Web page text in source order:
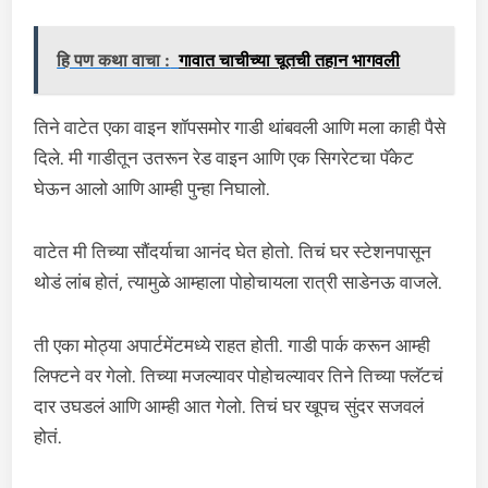
हि पण कथा वाचा : गावात चाचीच्या चूतची तहान भागवली
तिने वाटेत एका वाइन शॉपसमोर गाडी थांबवली आणि मला काही पैसे
दिले. मी गाडीतून उतरून रेड वाइन आणि एक सिगरेटचा पॅकेट
घेऊन आलो आणि आम्ही पुन्हा निघालो.
वाटेत मी तिच्या सौंदर्याचा आनंद घेत होतो. तिचं घर स्टेशनपासून
थोडं लांब होतं, त्यामुळे आम्हाला पोहोचायला रात्री साडेनऊ वाजले.
ती एका मोठ्या अपार्टमेंटमध्ये राहत होती. गाडी पार्क करून आम्ही
लिफ्टने वर गेलो. तिच्या मजल्यावर पोहोचल्यावर तिने तिच्या फ्लॅटचं
दार उघडलं आणि आम्ही आत गेलो. तिचं घर खूपच सुंदर सजवलं
होतं.